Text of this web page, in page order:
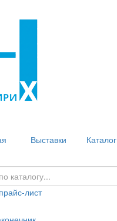
Выставки Каталог
лист